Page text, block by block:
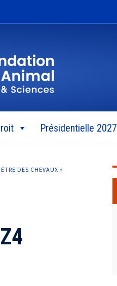
Présidentielle 2027
DES CHEVAUX »